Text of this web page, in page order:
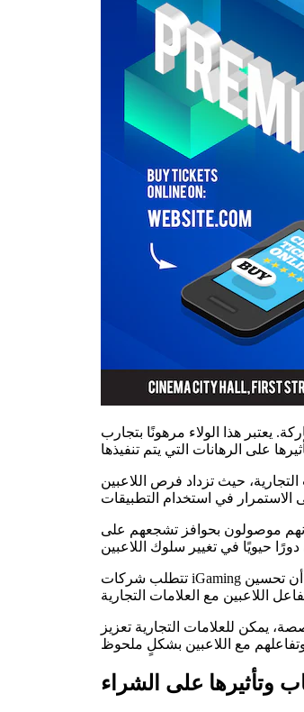
يعتبر هذا الولاء مرهونًا بتجارب
حيث تزداد فرص اللاعبين
موصولون بحوافز تشجعهم على
تتطلب شركات iGaming الاستجابة السريعة لتوجهات اللاعبين وتفضيلاتهم. لذلك، يستفيد المشغلون من التحليل الإحصائي لفهم احتياجات السوق. ولقد أثبتت الأبحاث أن تحسين
يمكن للعلامات التجارية تعزيز
وتأثيرها على الشراء